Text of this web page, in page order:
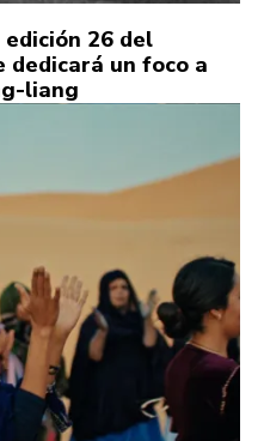
26 del
dedicará un foco a
liang